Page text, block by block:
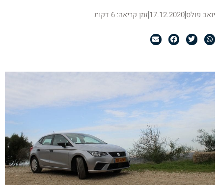
יואב פולס17.12.2020זמן קריאה: 6 דקות